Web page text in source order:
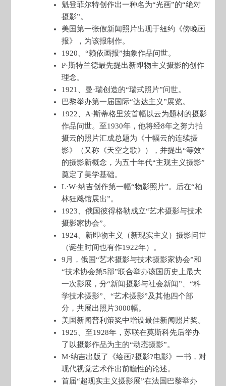
魁登菲尔特创作出一种名为“光画”的“绝对
摄影”。
美国第一张假新闻照片出现于纽约《傍晚画
报》，为该报制作。
1920、“赖依画报”抽象作品问世。
P·斯特兰德最先提出新即物主义摄影的创作
理念。
1921、曼·瑞创造的“瑞式照片”问世。
巴黎举办第一届国际“达达主义”展览。
1922、A·斯蒂格里茨首幅以云为题材的摄影
作品问世。至1930年，他将经8年之努力拍
摄云的照片汇成总题为《十幅云的连续摄
影》（又称《天空之歌》），并提出“等效”
的摄影新概念，为五十年代“主观主义摄影”
奠定了美学基础。
L·W·纳吉创作第一幅“物影照片”。后在“柏
林狂飚馆展出”。
1923、俄国彼得格勒成立“艺术摄影与技术
摄影家协会”。
1924、新即物主义（新现实主义）摄影问世
（诞生时间也有作1922年）。
9月，俄国“艺术摄影与技术摄影家协会”和
“技术协会第5部”联合举办该国历史上最大
一次影展，分“新闻摄影与社会新闻”、“科
学技术摄影”、“艺术摄影”及其他四个部
分，共展出照片3000幅。
美国新闻普利策奖中增设最佳新闻照片奖。
1925、至1928年，苏联在莫斯科先后举办
了以摄影作品为主的“动态摄影”。
M·纳吉出版了《绘画?摄影?电影》一书，对
现代视觉艺术作出前瞻性的论述。
首届“超现实主义摄影展”在法国巴黎举办